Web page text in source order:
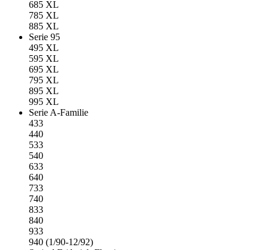
685 XL
785 XL
885 XL
Serie 95
495 XL
595 XL
695 XL
795 XL
895 XL
995 XL
Serie A-Familie
433
440
533
540
633
640
733
740
833
840
933
940 (1/90-12/92)